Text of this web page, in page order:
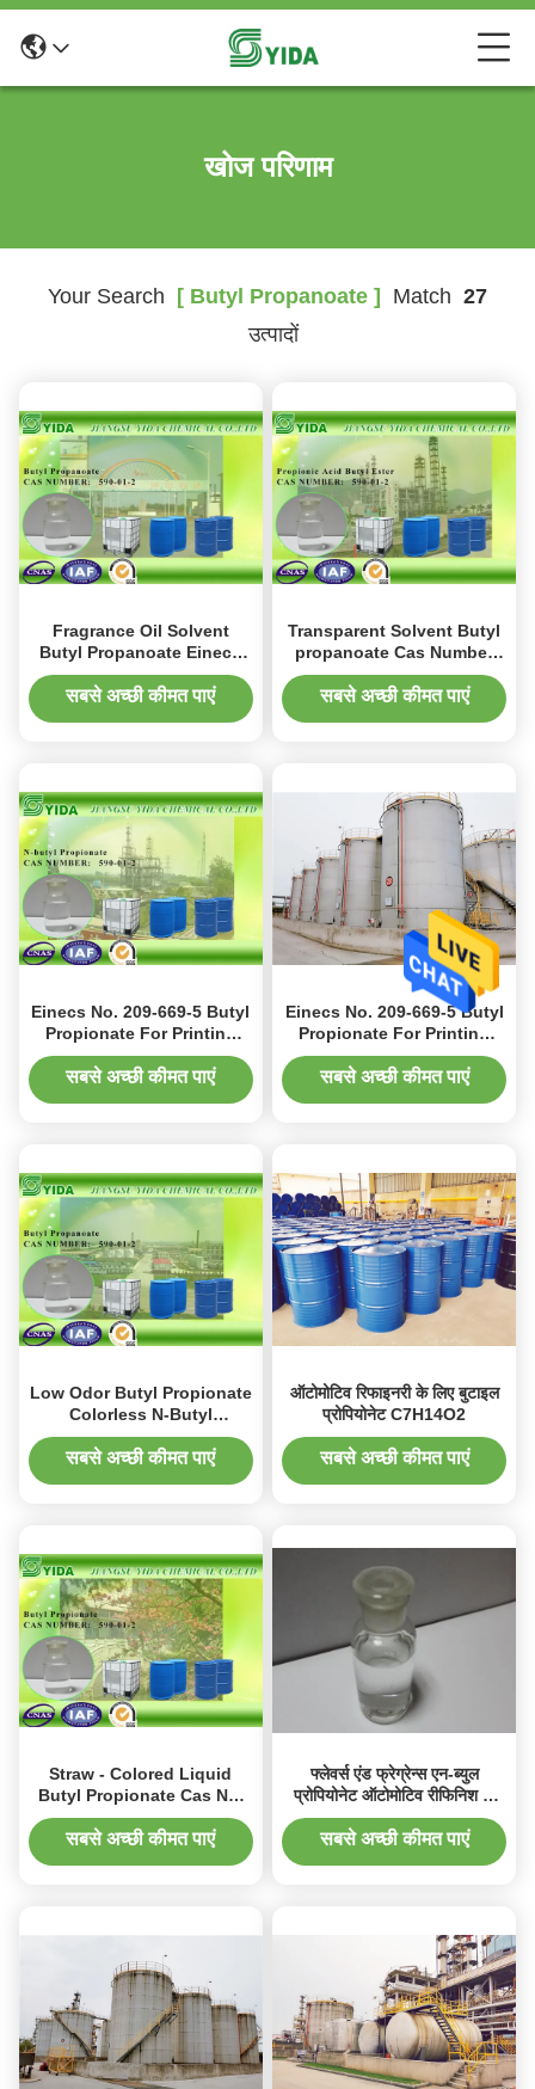
खोज परिणाम
Your Search [ Butyl Propanoate ] Match 27
उत्पादों
Fragrance Oil Solvent
Butyl Propanoate Einecs
No. 209-669-5 With SGS
Standard
सबसे अच्छी कीमत पाएं
Transparent Solvent Butyl
propanoate Cas Number
590-01-2 For Synthetic
Resin
सबसे अच्छी कीमत पाएं
Einecs No. 209-669-5 Butyl
Propionate For Printing
Inks , N-Butyl Propionate
सबसे अच्छी कीमत पाएं
Einecs No. 209-669-5 Butyl
Propionate For Printing
Inks , N-Butyl Propionate
सबसे अच्छी कीमत पाएं
Low Odor Butyl Propionate
Colorless N-Butyl
Propionate For Appliance
Coatings
सबसे अच्छी कीमत पाएं
ऑटोमोटिव रिफाइनरी के लिए बुटाइल
प्रोपियोनेट C7H14O2
सबसे अच्छी कीमत पाएं
Straw - Colored Liquid
Butyl Propionate Cas No.
590-01-2 With Apple Odor
सबसे अच्छी कीमत पाएं
फ्लेवर्स एंड फ्रेग्रेन्स एन-ब्युल
प्रोपियोनेट ऑटोमोटिव रीफिनिश के
लिए 590-01-2
सबसे अच्छी कीमत पाएं